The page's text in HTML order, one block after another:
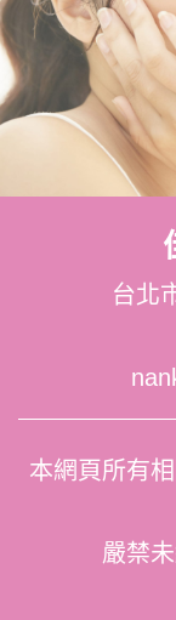
台北
本網頁所有
嚴禁